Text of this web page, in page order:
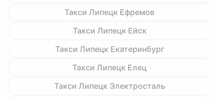
Такси Липецк Ефремов
Такси Липецк Ейск
Такси Липецк Екатеринбург
Такси Липецк Елец
Такси Липецк Электросталь